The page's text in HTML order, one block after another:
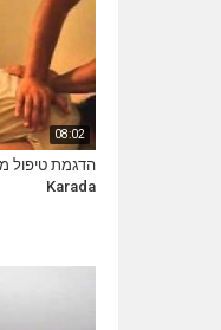
08:02
הדגמת טיפול
Karada